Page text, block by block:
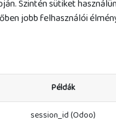
Szintén sütiket
jobb felhasználói
Példák
session_id (Odoo)